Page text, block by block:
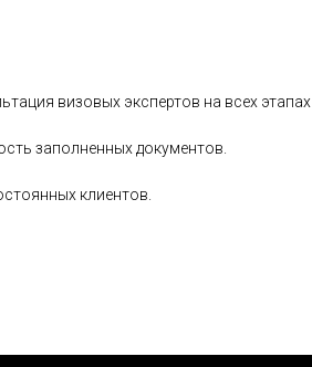
визовых экспертов на всех этапах
заполненных документов.
клиентов.